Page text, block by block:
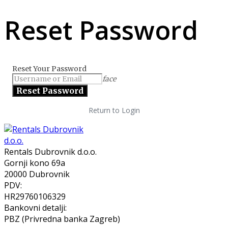
Reset Password
Reset Your Password
face
Return to Login
Rentals Dubrovnik d.o.o.
Gornji kono 69a
20000 Dubrovnik
PDV:
HR29760106329
Bankovni detalji:
PBZ (Privredna banka Zagreb)